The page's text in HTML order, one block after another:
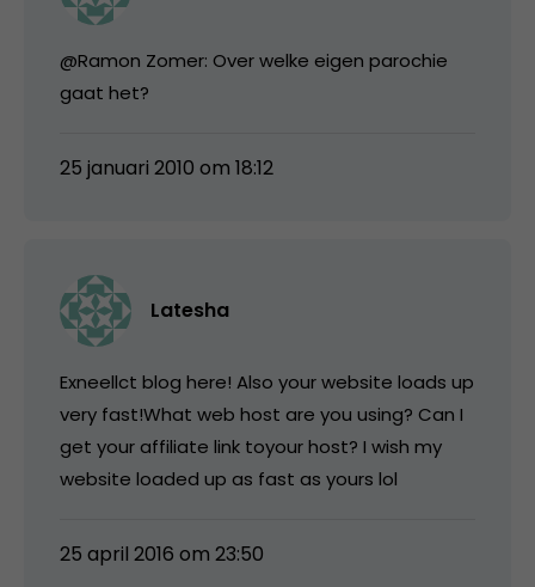
@Ramon Zomer: Over welke eigen parochie
gaat het?
25 januari 2010 om 18:12
Latesha
Exneellct blog here! Also your website loads up
very fast!What web host are you using? Can I
get your affiliate link toyour host? I wish my
website loaded up as fast as yours lol
25 april 2016 om 23:50